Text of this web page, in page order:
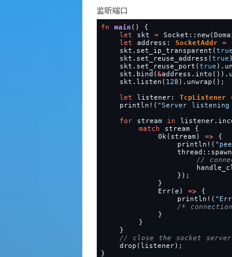
监听端口
fn main ()
{
let
skt =
let
address: SocketAddr =
skt.set_ip_transparent(true
skt.set_reuse_address(true
skt.set_reuse_port(true
skt.bind(&
skt.listen( 128 ).unwrap();
let
listener: TcpListener
println! ( "Server listening
for
stream in
match
stream
{
Ok(stream)
=>
{
println! ( "
});
}
Err(e)
=>
{
println! ( "
/*
}
}
}
// close the socket server
drop(listener);
}